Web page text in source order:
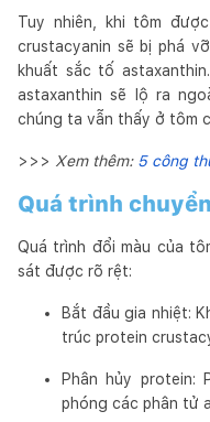
Tuy nhiên, khi tôm
crustacyanin sẽ bị phá
khuất sắc tố
astaxanthin sẽ lộ ra
chúng ta vẫn thấy ở tôm
>>> Xem thêm: 5 công
Quá trình
Quá trình đổi màu của
sát được rõ rệt:
Bắt đầu gia nhiệt:
trúc protein
Phân hủy protein:
phóng các phân tử